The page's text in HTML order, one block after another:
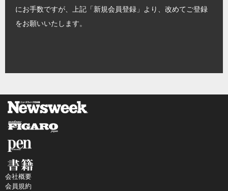
にお手数ですが、上記「新規会員登録」より、改めてご登録
をお願いいたします。
会社概要
会員規約